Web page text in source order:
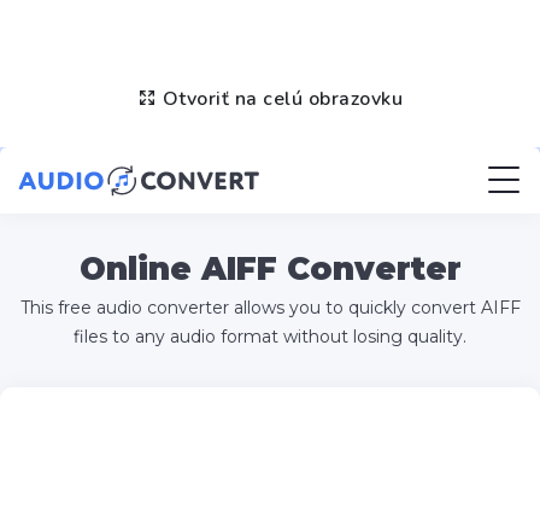
Otvoriť na celú obrazovku